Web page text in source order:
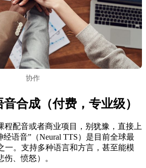
协作
合成（付费，专业级）
程配音或者商业项目，别犹豫，直接上
经语音”（Neural TTS）是目前全球最
一。支持多种语言和方言，甚至能模
、愤怒）。